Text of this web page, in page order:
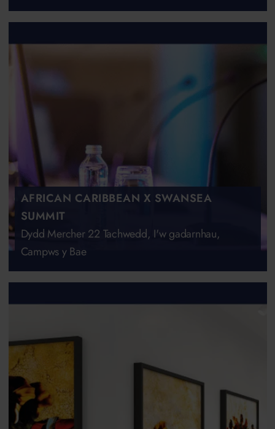
AFRICAN CARIBBEAN X SWANSEA
SUMMIT
Dydd Mercher 22 Tachwedd, I'w gadarnhau,
Campws y Bae